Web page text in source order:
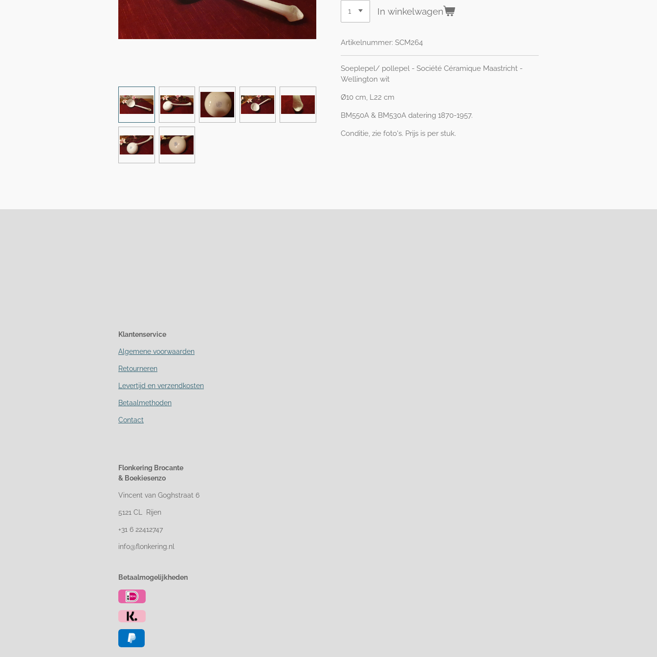
In winkelwagen
Artikelnummer: SCM264
Soeplepel/ pollepel - Société Céramique Maastricht -
Wellington wit
Ø10 cm, L22 cm
BM550A & BM530A datering 1870-1957.
Conditie, zie foto's. Prijs is per stuk.
Klantenservice
Algemene voorwaarden
Retourneren
Levertijd en verzendkosten
Betaalmethoden
Contact
Flonkering Brocante
& Boekiesenzo
Vincent van Goghstraat 6
5121 CL Rijen
+31 6 22412747
info@flonkering.nl
Betaalmogelijkheden